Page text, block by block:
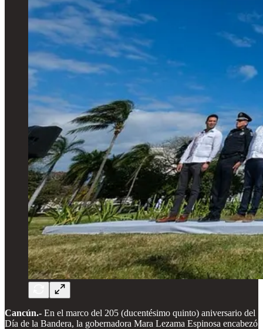
Cancún.- En el marco del 205 (ducentésimo quinto) aniversario del
Día de la Bandera, la gobernadora Mara Lezama Espinosa encabezó